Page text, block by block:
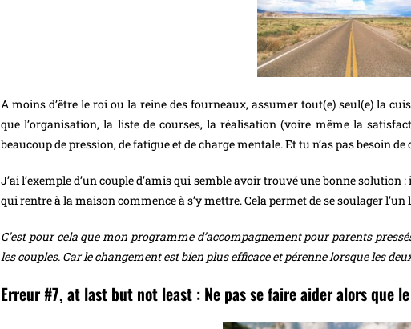
A moins d’être le roi ou la reine des fourneaux, assumer tout(e) seul(e) la
que l’organisation, la liste de courses, la réalisation (voire même la
beaucoup de pression, de fatigue et de charge mentale. Et tu n’as pas besoin de
J’ai l’exemple d’un couple d’amis qui semble avoir trouvé une bonne
qui rentre à la maison commence à s’y mettre. Cela permet de se soulager l’un
C’est pour cela que mon programme d’accompagnement pour parents
les couples. Car le changement est bien plus efficace et pérenne lorsque les
Erreur #7, at last but not least : Ne pas se faire aider alors que